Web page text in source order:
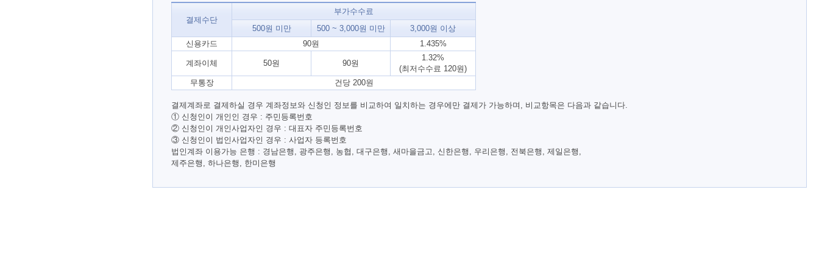
결제수단
부가수수료
500원 미만
500 ~ 3,000원 미만
3,000원 이상
신용카드
90원 1.435%
계좌이체 50원 90원
1.32%
(최저수수료 120원)
무통장
건당 200원
결제계좌로 결제하실 경우 계좌정보와 신청인 정보를 비교하여 일치하는 경우에만 결제가 가능하며, 비교항목은 다음과 같습니다.
① 신청인이 개인인 경우 : 주민등록번호
② 신청인이 개인사업자인 경우 : 대표자 주민등록번호
③ 신청인이 법인사업자인 경우 : 사업자 등록번호
법인계좌 이용가능 은행 : 경남은행, 광주은행, 농협, 대구은행, 새마을금고, 신한은행, 우리은행, 전북은행, 제일은행,
제주은행, 하나은행, 한미은행